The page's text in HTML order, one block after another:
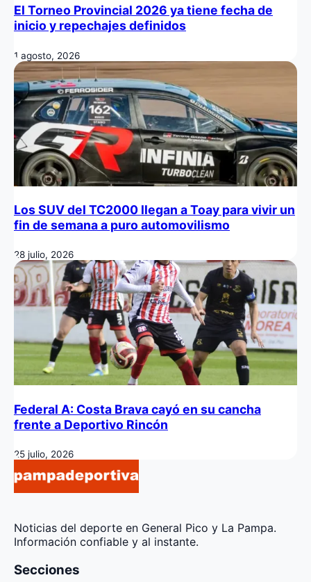
El Torneo Provincial 2026 ya tiene fecha de
inicio y repechajes definidos
1 agosto, 2026
Los SUV del TC2000 llegan a Toay para vivir un
fin de semana a puro automovilismo
28 julio, 2026
Federal A: Costa Brava cayó en su cancha
frente a Deportivo Rincón
25 julio, 2026
Noticias del deporte en General Pico y La Pampa.
Información confiable y al instante.
Secciones